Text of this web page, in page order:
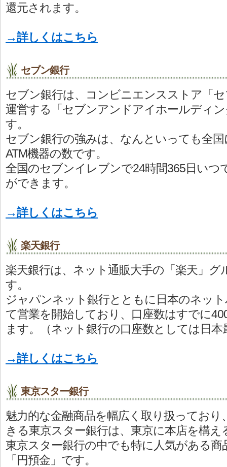
還元されます。
→詳しくはこちら
セブン銀行
セブン銀行は、コンビニエンスストア「
運営する「セブンアンドアイホールディ
す。
セブン銀行の強みは、なんといっても全
ATM機器の数です。
全国のセブンイレブンで24時間365日いつ
ができます。
→詳しくはこちら
楽天銀行
楽天銀行は、ネット通販大手の「楽天」グ
す。
ジャパンネット銀行とともに日本のネッ
て営業を開始しており、口座数はすでに
ます。（ネット銀行の口座数としては日本
→詳しくはこちら
東京スター銀行
魅力的な金融商品を幅広く取り扱っており
きる東京スター銀行は、東京に本店を構え
東京スター銀行の中でも特に人気がある
「円預金」です。